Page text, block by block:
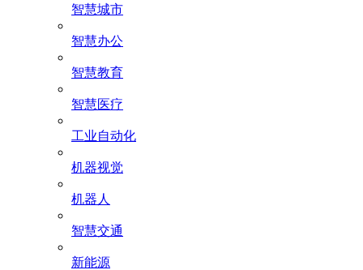
智慧城市
智慧办公
智慧教育
智慧医疗
工业自动化
机器视觉
机器人
智慧交通
新能源